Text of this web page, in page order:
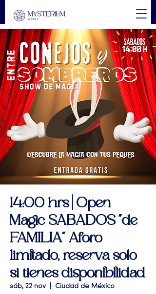
14:00 hrs | Open
Magic SABADOS "de
FAMILIA" Aforo
limitado, reserva solo
si tienes disponibilidad
sáb, 22 nov
  |
Ciudad de México